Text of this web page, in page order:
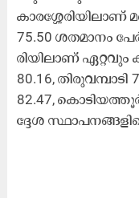
75.50 ശ​ത​മാ​നം
രി​യി​ലാ​ണ് ഏ​റ്റ​വും
80.16,
82.47,
ദ്ദേ​ശ